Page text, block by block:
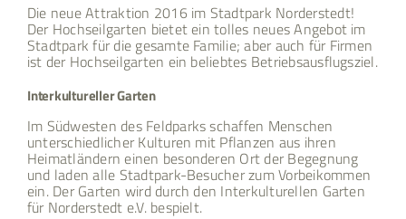
Die neue Attraktion 2016 im Stadtpark Norderstedt!
Der Hochseilgarten bietet ein tolles neues Angebot im
Stadtpark für die gesamte Familie; aber auch für Firmen
ist der Hochseilgarten ein beliebtes Betriebsausflugsziel.
Interkultureller Garten
Im Südwesten des Feldparks schaffen Menschen
unterschiedlicher Kulturen mit Pflanzen aus ihren
Heimatländern einen besonderen Ort der Begegnung
und laden alle Stadtpark-Besucher zum Vorbeikommen
ein. Der Garten wird durch den Interkulturellen Garten
für Norderstedt e.V. bespielt.